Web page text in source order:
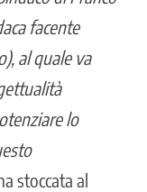
facente
al quale va
lo
stoccata al